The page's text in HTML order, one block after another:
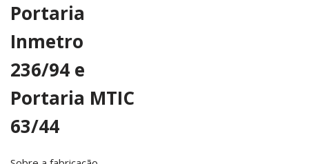
Portaria
Inmetro
236/94 e
Portaria MTIC
63/44